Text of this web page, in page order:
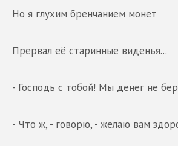
Но я глухим бренчанием монет
Прервал её старинные виденья...
- Господь с тобой! Мы денег не
- Что ж, - говорю, - желаю вам